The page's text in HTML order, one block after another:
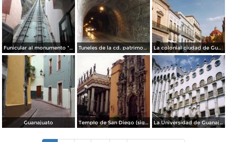
Funicular al monumento "El Pipila". Guanajuato. Noviembre/2012 Tuneles de la cd. patrimonio cultural de la humanidad. Noviembre/2012 La colonial ciudad de Guanajuato. Noviembre/2012
Guanajuato Templo de San Diego (siglo XVIII) y teatro Juárez. Guanajuato. 2003 La Universidad de Guanajuato. 2003